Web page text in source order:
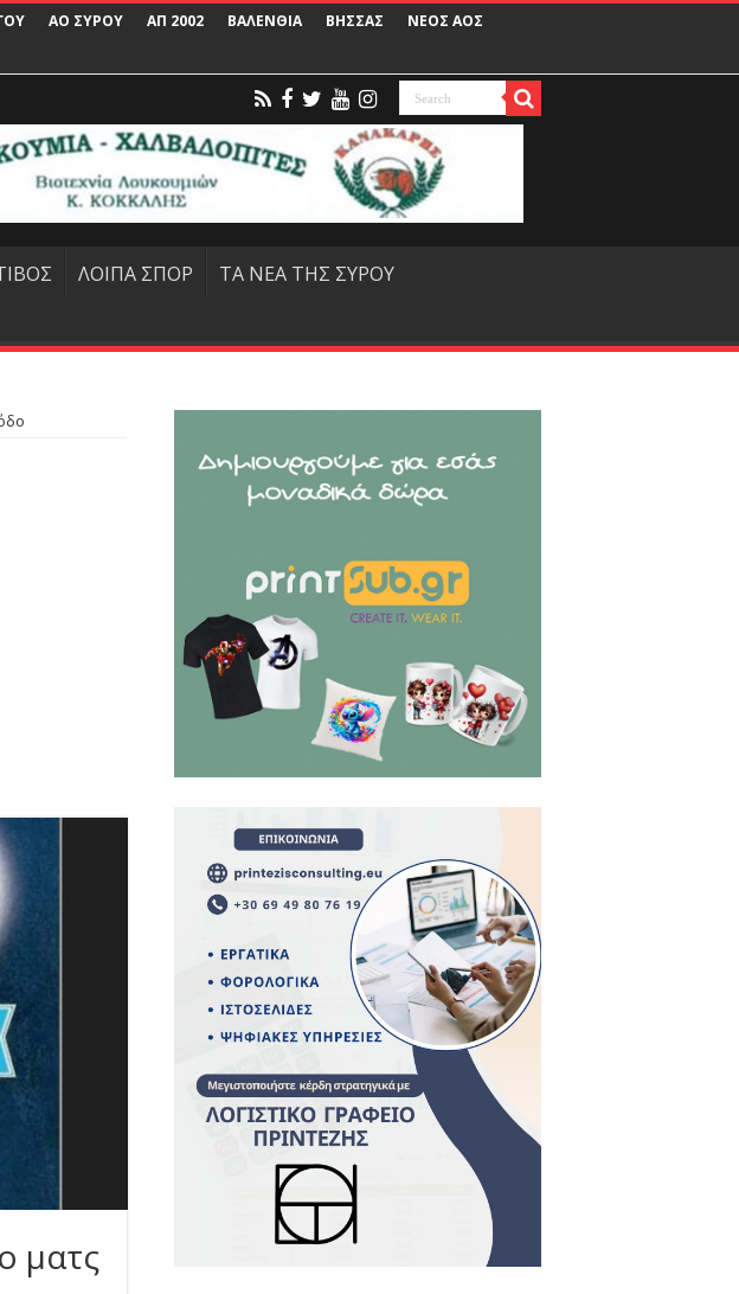
ΑΟ ΣΥΡΟΥ ΑΠ 2002 ΒΑΛΕΝΘΙΑ ΒΗΣΣΑΣ
ΝΕΟΣ ΑΟΣ
ΛΟΙΠΑ ΣΠΟΡ
ΤΑ ΝΕΑ ΤΗΣ ΣΥΡΟΥ
ματς